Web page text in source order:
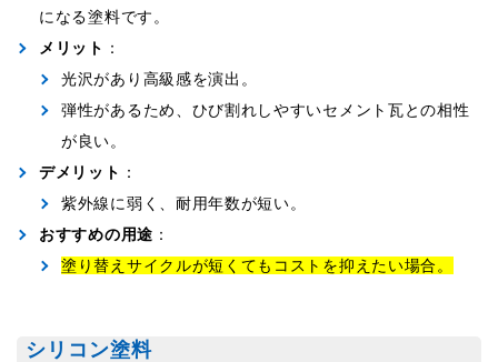
になる塗料です。
メリット ：
光沢があり高級感を演出。
弾性があるため、ひび割れしやすいセメント瓦との相性
が良い。
デメリット ：
紫外線に弱く、耐用年数が短い。
おすすめの用途 ：
塗り替えサイクルが短くてもコストを抑えたい場合。
シリコン塗料